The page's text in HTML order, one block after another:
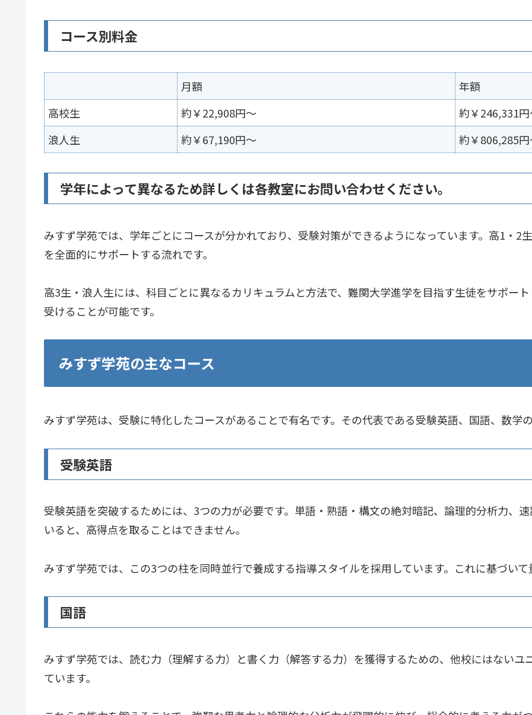
コース別料金
月額
年額
高校生
約￥22,908円～ 約￥246,331
浪人生
約￥67,190円～ 約￥806,285円
学年によって異なるため詳しくは各教室にお問い合わせください。
みすず学苑では、学年ごとにコースが分かれており、受験対策ができるようになっています。高1・2
を全面的にサポートする流れです。
高3生・浪人生には、科目ごとに異なるカリキュラムと方法で、難関大学進学を目指す生徒をサポー
受けることが可能です。
みすず学苑の主なコース
みすず学苑は、受験に特化したコースがあることで有名です。その代表である受験英語、国語、数学
受験英語
受験英語を突破するためには、3つの力が必要です。単語・熟語・構文の絶対暗記、論理的分析力、
いると、高得点を取ることはできません。
みすず学苑では、この3つの柱を同時並行で養成する指導スタイルを採用しています。これに基づいて
国語
みすず学苑では、読む力（理解する力）と書く力（解答する力）を獲得するための、他校にはないユ
ています。